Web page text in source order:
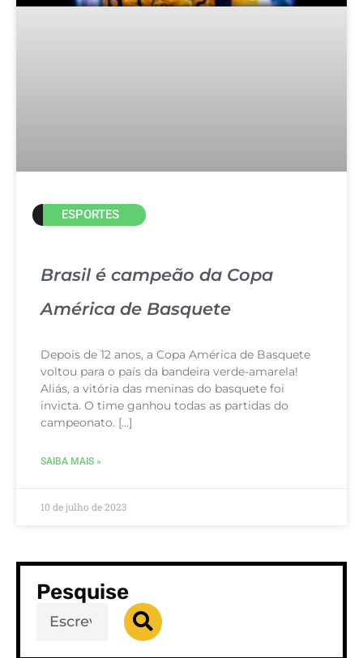
ESPORTES
Brasil é campeão da Copa
América de Basquete
Depois de 12 anos, a Copa América de Basquete
voltou para o país da bandeira verde-amarela!
Aliás, a vitória das meninas do basquete foi
invicta. O time ganhou todas as partidas do
campeonato. […]
SAIBA MAIS »
10 de julho de 2023
Pesquise